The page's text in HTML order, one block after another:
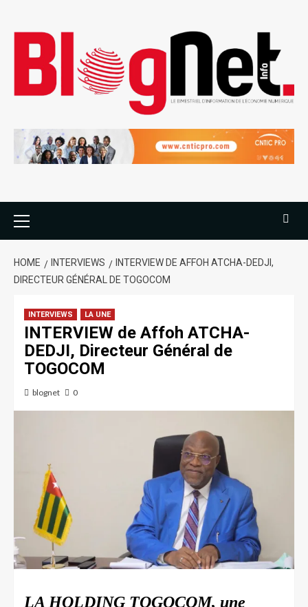
HOME INTERVIEWS
INTERVIEW DE AFFOH ATCHA-DEDJI,
DIRECTEUR GÉNÉRAL DE TOGOCOM
INTERVIEWS LA UNE
INTERVIEW de Affoh ATCHA-
DEDJI, Directeur Général de
TOGOCOM
blognet 0
LA HOLDING TOGOCOM, une